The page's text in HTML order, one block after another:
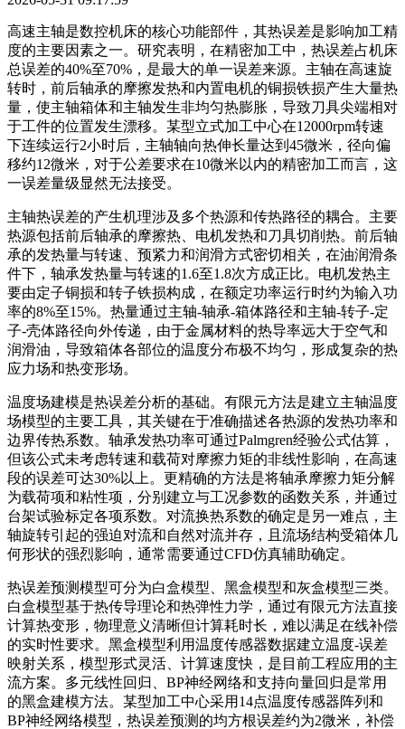
高速主轴是数控机床的核心功能部件，其热误差是影响加工精
度的主要因素之一。研究表明，在精密加工中，热误差占机床
总误差的40%至70%，是最大的单一误差来源。主轴在高速旋
转时，前后轴承的摩擦发热和内置电机的铜损铁损产生大量热
量，使主轴箱体和主轴发生非均匀热膨胀，导致刀具尖端相对
于工件的位置发生漂移。某型立式加工中心在12000rpm转速
下连续运行2小时后，主轴轴向热伸长量达到45微米，径向偏
移约12微米，对于公差要求在10微米以内的精密加工而言，这
一误差量级显然无法接受。
主轴热误差的产生机理涉及多个热源和传热路径的耦合。主要
热源包括前后轴承的摩擦热、电机发热和刀具切削热。前后轴
承的发热量与转速、预紧力和润滑方式密切相关，在油润滑条
件下，轴承发热量与转速的1.6至1.8次方成正比。电机发热主
要由定子铜损和转子铁损构成，在额定功率运行时约为输入功
率的8%至15%。热量通过主轴-轴承-箱体路径和主轴-转子-定
子-壳体路径向外传递，由于金属材料的热导率远大于空气和
润滑油，导致箱体各部位的温度分布极不均匀，形成复杂的热
应力场和热变形场。
温度场建模是热误差分析的基础。有限元方法是建立主轴温度
场模型的主要工具，其关键在于准确描述各热源的发热功率和
边界传热系数。轴承发热功率可通过Palmgren经验公式估算，
但该公式未考虑转速和载荷对摩擦力矩的非线性影响，在高速
段的误差可达30%以上。更精确的方法是将轴承摩擦力矩分解
为载荷项和粘性项，分别建立与工况参数的函数关系，并通过
台架试验标定各项系数。对流换热系数的确定是另一难点，主
轴旋转引起的强迫对流和自然对流并存，且流场结构受箱体几
何形状的强烈影响，通常需要通过CFD仿真辅助确定。
热误差预测模型可分为白盒模型、黑盒模型和灰盒模型三类。
白盒模型基于热传导理论和热弹性力学，通过有限元方法直接
计算热变形，物理意义清晰但计算耗时长，难以满足在线补偿
的实时性要求。黑盒模型利用温度传感器数据建立温度-误差
映射关系，模型形式灵活、计算速度快，是目前工程应用的主
流方案。多元线性回归、BP神经网络和支持向量回归是常用
的黑盒建模方法。某型加工中心采用14点温度传感器阵列和
BP神经网络模型，热误差预测的均方根误差约为2微米，补偿